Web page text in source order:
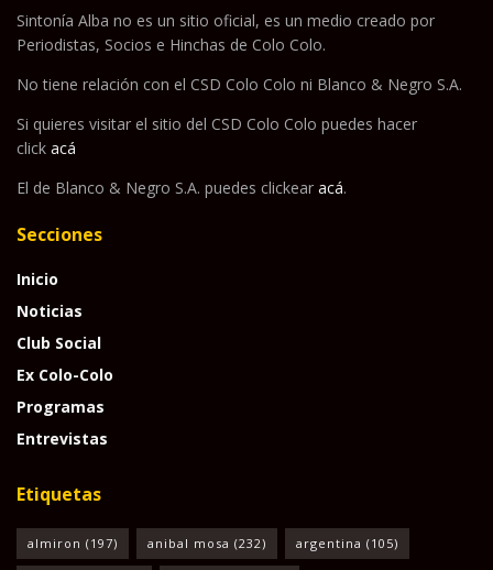
Sintonía Alba no es un sitio oficial, es un medio creado por
Periodistas, Socios e Hinchas de Colo Colo.
No tiene relación con el CSD Colo Colo ni Blanco & Negro S.A.
Si quieres visitar el sitio del CSD Colo Colo puedes hacer
click acá
El de Blanco & Negro S.A. puedes clickear acá.
Secciones
Inicio
Noticias
Club Social
Ex Colo-Colo
Programas
Entrevistas
Etiquetas
almiron (197) anibal mosa (232) argentina (105)